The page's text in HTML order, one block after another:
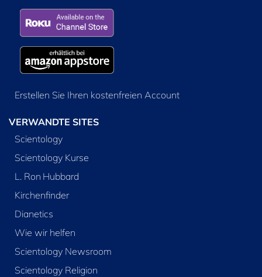
Erstellen Sie Ihren kostenfreien Account
VERWANDTE SITES
Scientology
Scientology Kurse
L. Ron Hubbard
Kirchenfinder
Dianetics
Wie wir helfen
Scientology Newsroom
Scientology Religion